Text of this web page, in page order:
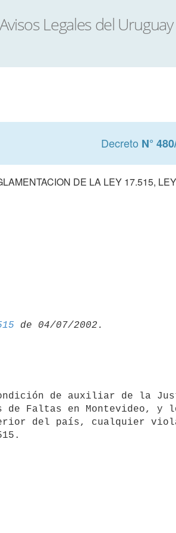
Decreto N°
DE LA LEY 17.515,
de Faltas en Montevideo, y
del país, cualquier